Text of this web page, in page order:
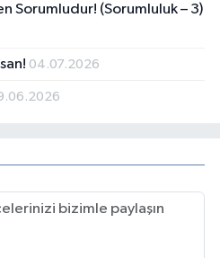
Sorumludur! (Sorumluluk – 3)
04.07.2026